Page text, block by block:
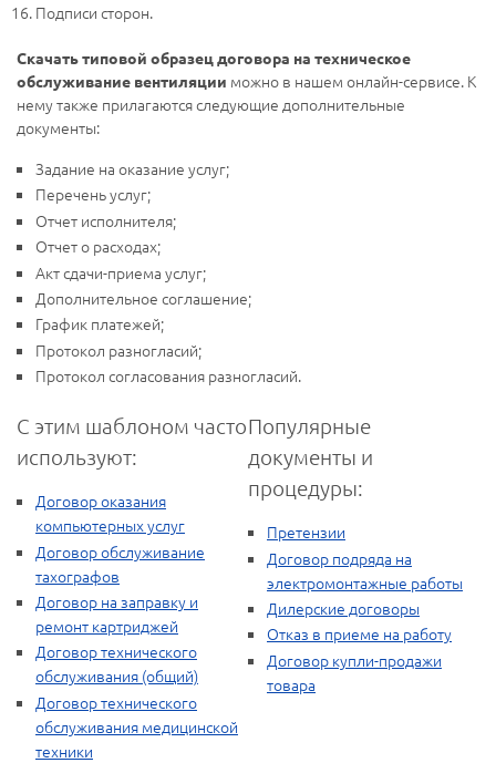
Подписи сторон.
Скачать типовой образец договора на техническое
обслуживание вентиляции можно в нашем онлайн-сервисе. К
нему также прилагаются следующие дополнительные
документы:
Задание на оказание услуг;
Перечень услуг;
Отчет исполнителя;
Отчет о расходах;
Акт сдачи-приема услуг;
Дополнительное соглашение;
График платежей;
Протокол разногласий;
Протокол согласования разногласий.
С этим шаблоном часто
используют:
Договор оказания
компьютерных услуг
Договор обслуживание
тахографов
Договор на заправку и
ремонт картриджей
Договор технического
обслуживания (общий)
Договор технического
обслуживания медицинской
техники
Популярные
документы и
процедуры:
Претензии
Договор подряда на
электромонтажные работы
Дилерские договоры
Отказ в приеме на работу
Договор купли-продажи
товара